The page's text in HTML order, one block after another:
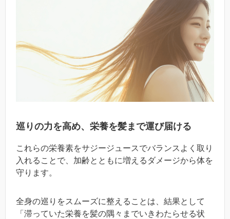
巡りの力を高め、栄養を髪まで運び届ける
これらの栄養素をサジージュースでバランスよく取り
入れることで、加齢とともに増えるダメージから体を
守ります。
全身の巡りをスムーズに整えることは、結果として
「滞っていた栄養を髪の隅々までいきわたらせる状